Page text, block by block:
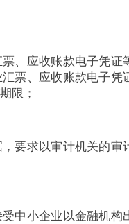
票、应收账款电子凭证
票、应收账款电子凭
限；
，要求以审计机关的审
受中小企业以金融机构